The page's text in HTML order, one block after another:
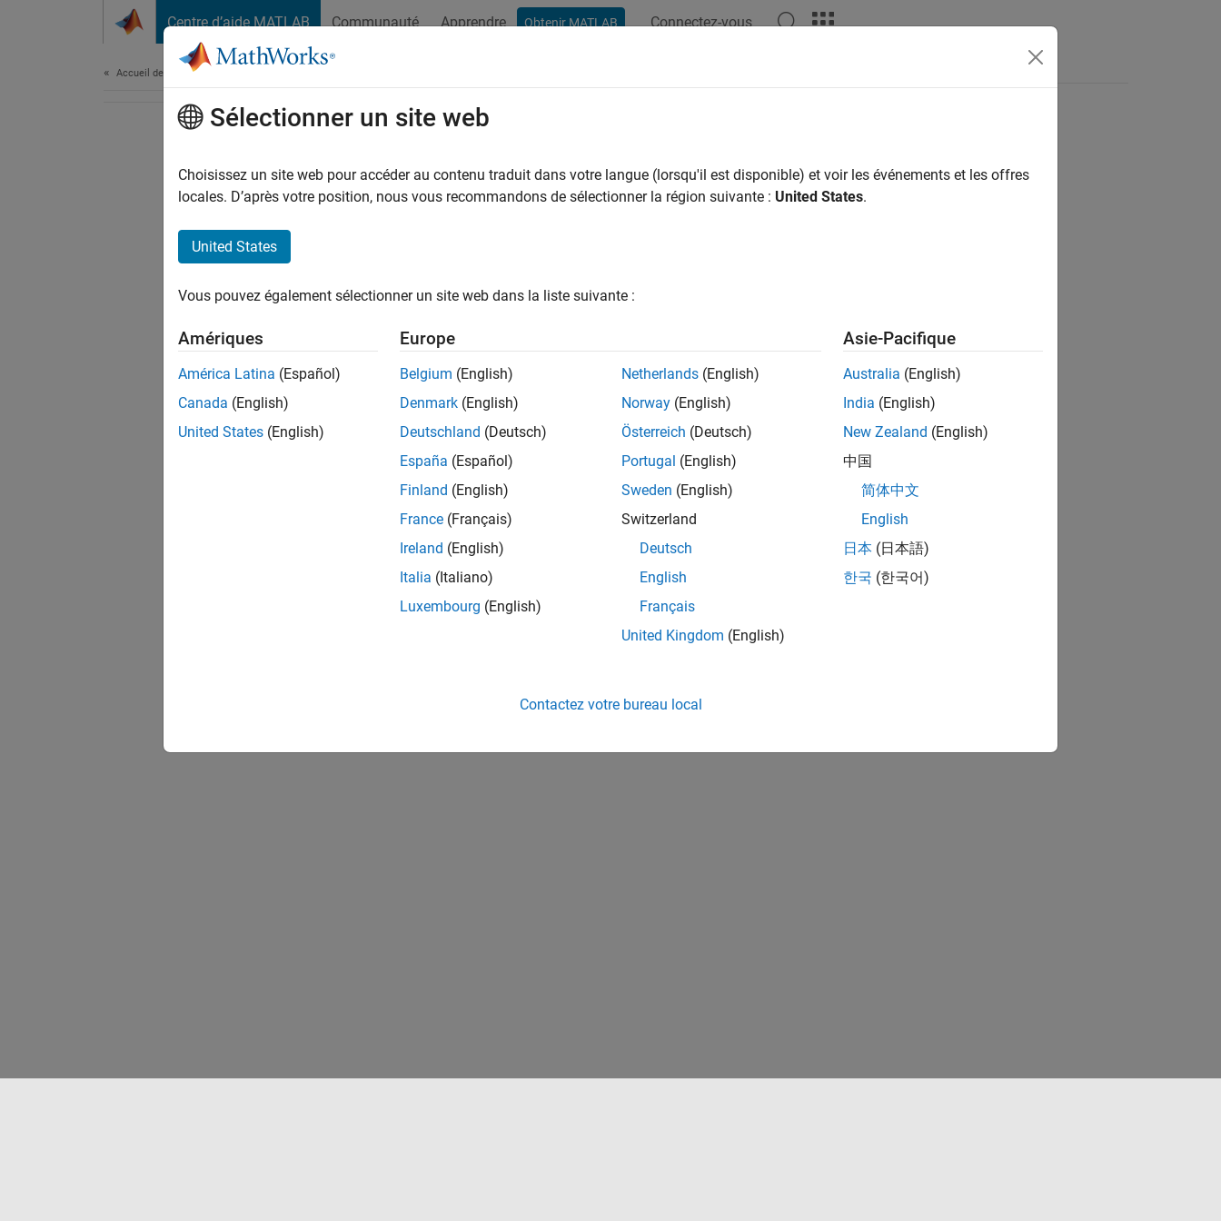
Centre d’aide MATLAB Communauté Apprendre Obtenir MATLAB Connectez-vous
Accueil de la documentation
How useful was this information?
Sélectionner un site web
Choisissez un site web pour accéder au contenu traduit dans votre langue (lorsqu'il est disponible) et voir les événements et les offres
locales. D’après votre position, nous vous recommandons de sélectionner la région suivante : United States.
United States
Vous pouvez également sélectionner un site web dans la liste suivante :
Amériques
América Latina (Español)
Canada (English)
United States (English)
Europe
Belgium (English)
Denmark (English)
Deutschland (Deutsch)
España (Español)
Finland (English)
France (Français)
Ireland (English)
Italia (Italiano)
Luxembourg (English)
Netherlands (English)
Norway (English)
Österreich (Deutsch)
Portugal (English)
Sweden (English)
Switzerland
Deutsch
English
Français
United Kingdom (English)
Asie-Pacifique
Australia (English)
India (English)
New Zealand (English)
中国
简体中文
English
日本 (日本語)
한국 (한국어)
Contactez votre bureau local